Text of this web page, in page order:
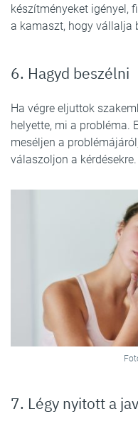
készítményeket igényel,
a kamaszt, hogy vállalja
6. Hagyd beszélni
Ha végre eljuttok
helyette, mi a probléma.
meséljen a
válaszoljon a kérdésekre.
7. Légy nyitott a